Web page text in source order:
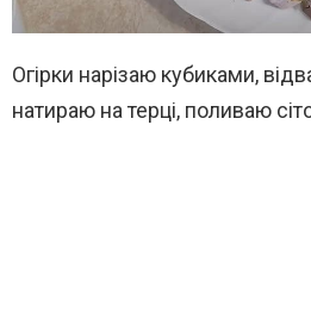
Огірки нарізаю кубиками,
натираю на терці, поливаю